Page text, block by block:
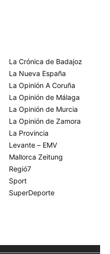
La Crónica de Badajoz
La Nueva España
La Opinión A Coruña
La Opinión de Málaga
La Opinión de Murcia
La Opinión de Zamora
La Provincia
Levante – EMV
Mallorca Zeitung
Regió7
Sport
SuperDeporte